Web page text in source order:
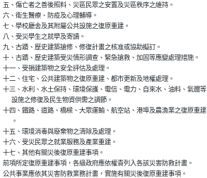
五、傷亡者之善後照料、災區民眾之安置及災區秩序之維持。
六、衛生醫療、防疫及心理輔導。
七、學校廳舍及其附屬公共設施之復原重建。
八、受災學生之就學及寄讀。
九、古蹟、歷史建築搶修、修復計畫之核准或協助擬訂。
十、古蹟、歷史建築受災情形調查、緊急搶救、加固等應變處理措施。
十一、受損建築物之安全評估及處理。
十二、住宅、公共建築物之復原重建、都市更新及地權處理。
十三、水利、水土保持、環境保護、電信、電力、自來水、油料、氣體等
      設施之修復及民生物資供需之調節。
十四、鐵路、道路、橋樑、大眾運輸、航空站、港埠及農漁業之復原重建
      。
十五、環境消毒與廢棄物之清除及處理。
十六、受災民眾之就業服務及產業重建。
十七、其他有關災後復原重建事項。
前項所定復原重建事項，各級政府應依權責列入各該災害防救計畫。
公共事業應依其災害防救業務計畫，實施有關災後復原重建事項。